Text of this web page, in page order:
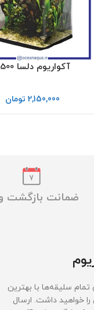
آکواریوم دلسا K500
2,150,000 تومان
ضمانت بازگشت
تمام سلیقه‌ها با بهترین
خواهید داشت. ارسال